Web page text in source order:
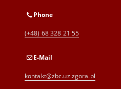
Phone
(+48) 68 328 21 55
E-Mail
kontakt@zbc.uz.zgora.pl